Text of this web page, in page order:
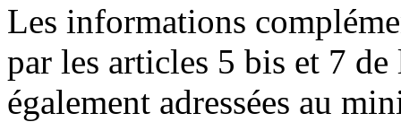
Les informations
par les articles 5 bis et 7
également adressées au